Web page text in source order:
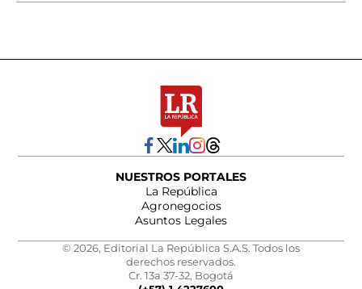
NUESTROS PORTALES
La República
Agronegocios
Asuntos Legales
© 2026, Editorial La República S.A.S. Todos los
derechos reservados.
Cr. 13a 37-32, Bogotá